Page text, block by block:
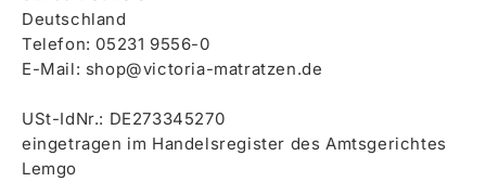
Deutschland
Telefon: 05231 9556-0
E-Mail: shop@victoria-matratzen.de
USt-IdNr.: DE273345270
eingetragen im Handelsregister des Amtsgerichtes
Lemgo